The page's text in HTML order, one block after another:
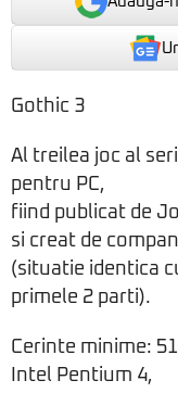
Gothic 3
Al treilea joc al
pentru PC,
fiind publicat de
si creat de
(situatie identica
primele 2 parti).
Cerinte minime:
Intel Pentium 4,